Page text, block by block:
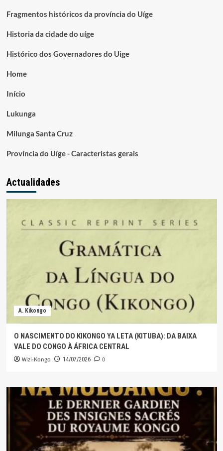
Fragmentos históricos da província do Uíge
Historia da cidade do uíge
Histórico dos Governadores do Uige
Home
Início
Lukunga
Milunga Santa Cruz
Província do Uíge - Caracteristas gerais
Actualidades
A. Kikongo
O NASCIMENTO DO KIKONGO YA LETA (KITUBA): DA BAIXA
VALE DO CONGO À ÁFRICA CENTRAL
Wizi-Kongo 14/07/2026 0